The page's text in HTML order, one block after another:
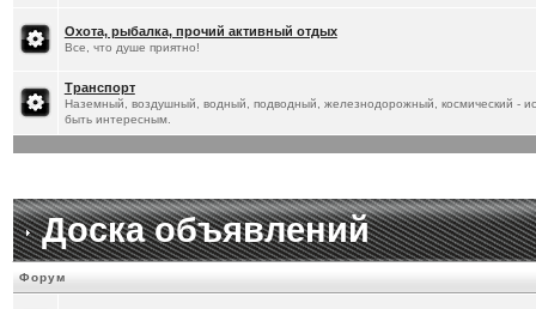
Охота, рыбалка, прочий активный отдых
Все, что душе приятно!
Транспорт
Наземный, воздушный, водный, подводный, железнодорожный, космический -
быть интересным.
Доска объявлений
Форум